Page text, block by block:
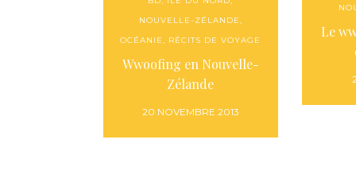
NOUVELLE-ZÉLANDE,
OCÉANIE, RÉCITS DE VOYAGE
Wwoofing en Nouvelle-
Zélande
20 NOVEMBRE 2013
Le